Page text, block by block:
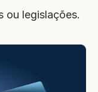
ou legislações.